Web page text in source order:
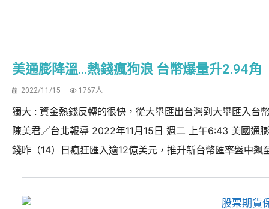
美通膨降溫…熱錢瘋狗浪 台幣爆量升2.94角
2022/11/15 1767人
獨大 : 資金熱錢反轉的很快，從大舉匯出台灣到大舉匯入
陳美君／台北報導 2022年11月15日 週二 上午6:43 美國通
錢昨（14）日瘋狂匯入逾12億美元，推升新台幣匯率盤中飆